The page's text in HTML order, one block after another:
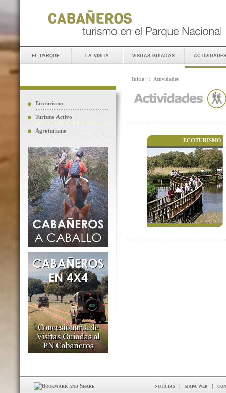
el parque la visita visitas guiadas actividades
Ecoturismo
Turismo Activo
Agroturismo
Inicio :: Actividades
ECOTURISMO
noticias | mapa web |